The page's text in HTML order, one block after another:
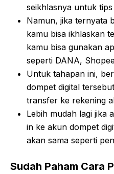
seikhlasnya untuk
Namun, jika ternyata
kamu bisa ikhlaskan
kamu bisa gunakan
seperti DANA,
Untuk tahapan ini,
dompet digital
transfer ke rekening
Lebih mudah lagi jika
in ke akun dompet
akan sama seperti
Sudah Paham Cara